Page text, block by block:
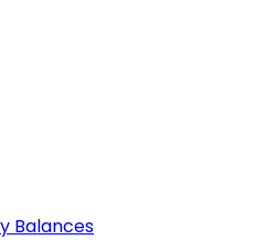
Balances